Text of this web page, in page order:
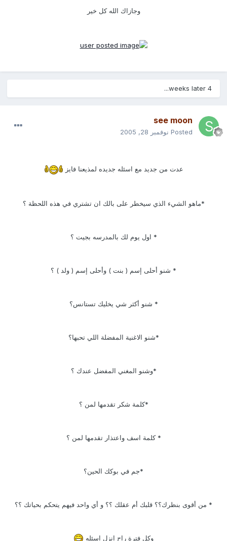
وجازاك الله كل خير
4 weeks later...
see moon
Posted نوفمبر 28, 2005
عدت من جديد مع اسئله جديده لمذيعنا فايز
*ماهو الشيء الذي سيخطر على بالك ان تشتري في هذه اللحظة ؟
* اول يوم لك بالمدرسه بجيت ؟
* شنو أحلى إسم ( بنت ) وأحلى إسم ( ولد ) ؟
* شنو أكثر شي يخليك تستانس؟
*شنو الاغنية المفضلة اللي تحبها؟
*وشنو المغني المفضل عندك ؟
*كلمة شكر تقدمها لمن ؟
* كلمة اسف واعتذار تقدمها لمن ؟
*جم في بوكك الحين؟
* من أقوى بنظرك؟؟ قلبك أم عقلك ؟؟ و أي واحد فيهم يتحكم بحياتك ؟؟
وكل فترة راح انزل اسئله